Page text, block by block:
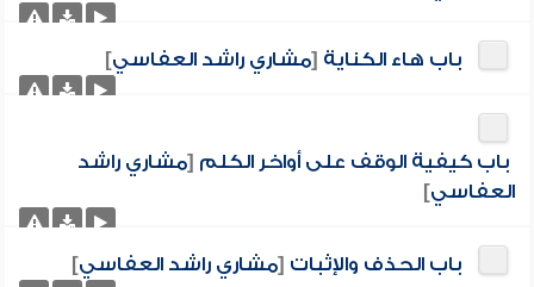
باب هاء الكناية [مشاري راشد العفاسي]
باب كيفية الوقف على أواخر الكلم [مشاري راشد
العفاسي]
باب الحذف والإثبات [مشاري راشد العفاسي]